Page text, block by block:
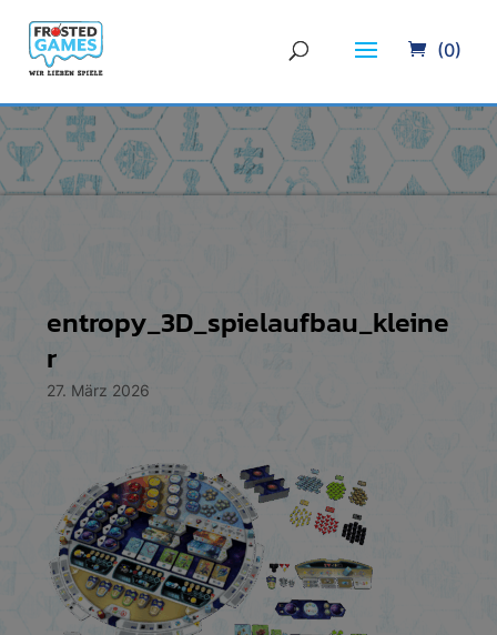
(0)
entropy_3D_spielaufbau_kleine
r
27. März 2026